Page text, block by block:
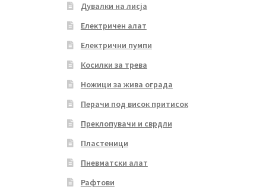
Дувалки на лисја
Електричен алат
Електрични пумпи
Косилки за трева
Ножици за жива ограда
Перачи под висок притисок
Преклопувачи и сврдли
Пластеници
Пневматски алат
Рафтови